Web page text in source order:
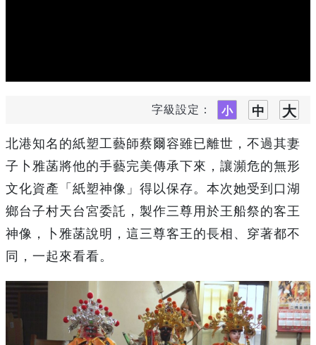
字級設定：
北港知名的紙塑工藝師蔡爾容雖已離世，不過其妻
子卜雅菡將他的手藝完美傳承下來，讓瀕危的無形
文化資產「紙塑神像」得以保存。本次她受到口湖
鄉台子村天台宮委託，製作三尊用於王船祭的客王
神像，卜雅菡說明，這三尊客王的長相、穿著都不
同，一起來看看。